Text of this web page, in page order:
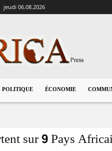
jeudi 06.08.2026
POLITIQUE ÉCONOMIE
sur 9 Pays